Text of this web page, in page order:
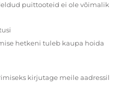
puittooteid ei ole võimalik
hetkeni tuleb kaupa hoida
kirjutage meile aadressil